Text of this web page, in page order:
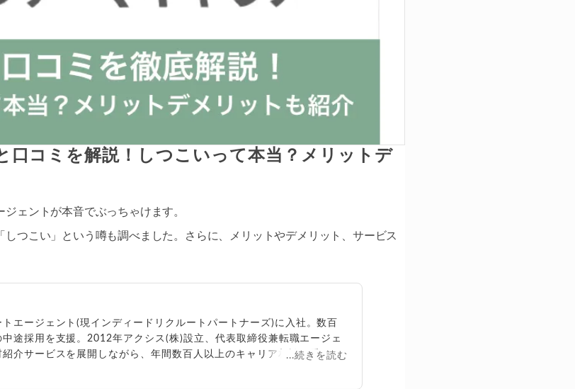
口コミを解説！しつこいって本当？メリットデ
ェントが本音でぶっちゃけます。
つこい」という噂も調べました。さらに、メリットやデメリット、サービス
エージェント(現インディードリクルートパートナーズ)に入社。数百
途採用を支援。2012年アクシス(株)設立、代表取締役兼転職エージェ
紹介サービスを展開しながら、年間数百人以上のキャリア相談に乗る。
...続きを読む